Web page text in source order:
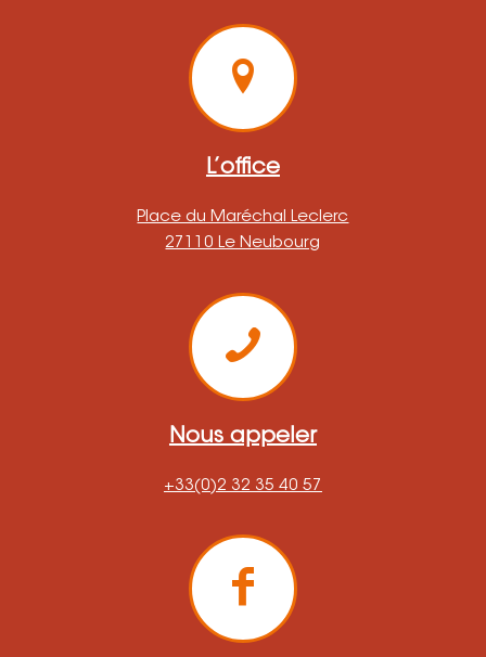
L’office
Place du Maréchal Leclerc
27110 Le Neubourg
Nous appeler
+33(0)2 32 35 40 57